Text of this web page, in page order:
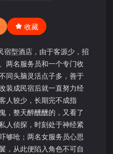
收藏
宿型酒店，由于客源少，招
两名服务员和一个专门收
同头脑灵活点子多，善于
装成民宿后就一直努力经
人较少，长期完不成指
，整天醉醺醺的，又看了
人侦探，时刻处于神经紧
够呛；两名女服务员心思
，从此便陷入角色不可自